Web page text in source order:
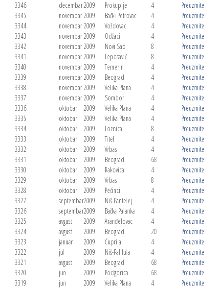
3346
decembar2009. Prokuplje 4
Preuzmite
3345
novembar2009. Bački Petrovac 4
Preuzmite
3344
novembar2009. Voždovac 4
Preuzmite
3343
novembar2009. Odžaci 4
Preuzmite
3342
novembar2009. Novi Sad 8
Preuzmite
3341
novembar2009. Leposavić 8
Preuzmite
3340
novembar2009. Temerin 4
Preuzmite
3339
novembar2009. Beograd 4
Preuzmite
3338
novembar2009. Velika Plana 4
Preuzmite
3337
novembar2009. Sombor 4
Preuzmite
3336
oktobar 2009. Velika Plana 4
Preuzmite
3335
oktobar 2009. Velika Plana 4
Preuzmite
3334
oktobar 2009. Loznica 8
Preuzmite
3333
oktobar 2009. Titel 4
Preuzmite
3332
oktobar 2009. Vrbas 4
Preuzmite
3331
oktobar 2009. Beograd 68
Preuzmite
3330
oktobar 2009. Rakovica 4
Preuzmite
3329
oktobar 2009. Vrbas 8
Preuzmite
3328
oktobar 2009. Pećinci 4
Preuzmite
3327
septembar2009. Niš-Pantelej 4
Preuzmite
3326
septembar2009. Bačka Palanka 4
Preuzmite
3325
avgust 2009. Aranđelovac 4
Preuzmite
3324
avgust 2009. Beograd 20
Preuzmite
3323
januar 2009. Ćuprija 4
Preuzmite
3322
jul 2009. Niš-Palilula 4
Preuzmite
3321
avgust 2009. Beograd 68
Preuzmite
3320
jun 2009. Podgorica 68
Preuzmite
3319
jun 2009. Velika Plana 4
Preuzmite